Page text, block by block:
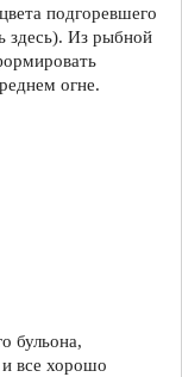
подгоревшего
здесь). Из рыбной
огне.
бульона,
все хорошо